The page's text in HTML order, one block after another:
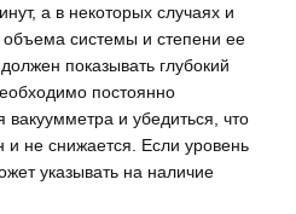
а в некоторых случаях и
объема системы и степени ее
показывать глубокий
постоянно
вакуумметра и убедиться, что
и не снижается. Если уровень
указывать на наличие